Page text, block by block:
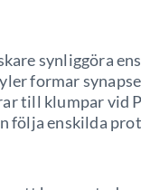
synliggöra
formar
till klumpar vid
följa enskilda